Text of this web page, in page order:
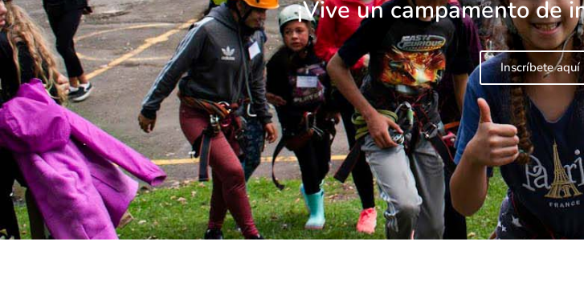
¡Vive un campamento de
Inscríbete aquí